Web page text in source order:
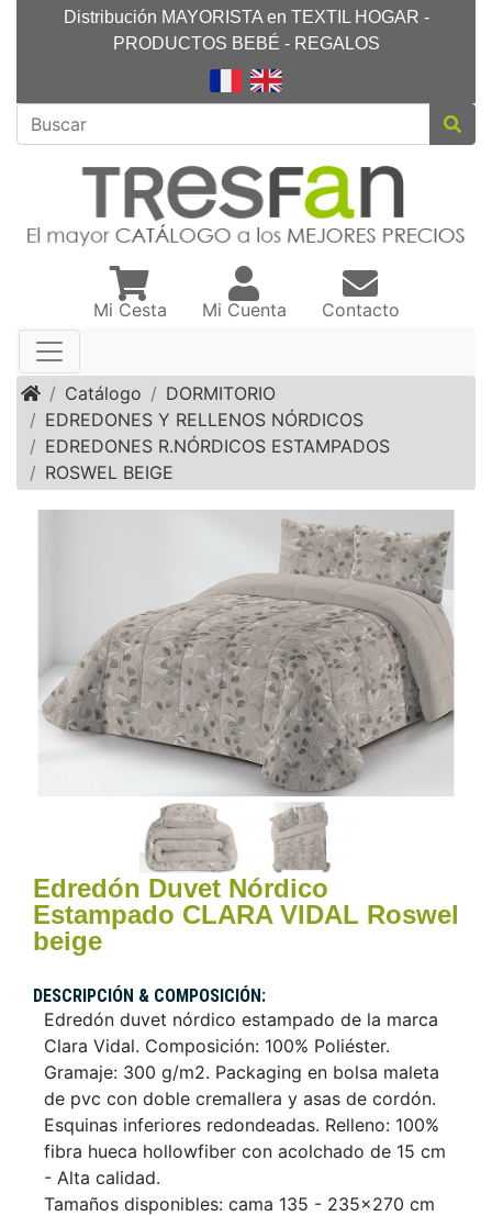
Distribución MAYORISTA en TEXTIL HOGAR -
PRODUCTOS BEBÉ - REGALOS
Mi Cesta Mi Cuenta Contacto
InicioCatálogo
DORMITORIO
EDREDONES Y RELLENOS NÓRDICOS
EDREDONES R.NÓRDICOS ESTAMPADOS
ROSWEL BEIGE
Edredón Duvet Nórdico
Estampado CLARA VIDAL Roswel
beige
DESCRIPCIÓN & COMPOSICIÓN:
Edredón duvet nórdico estampado de la marca
Clara Vidal. Composición: 100% Poliéster.
Gramaje: 300 g/m2. Packaging en bolsa maleta
de pvc con doble cremallera y asas de cordón.
Esquinas inferiores redondeadas. Relleno: 100%
fibra hueca hollowfiber con acolchado de 15 cm
- Alta calidad.
Tamaños disponibles: cama 135 - 235x270 cm